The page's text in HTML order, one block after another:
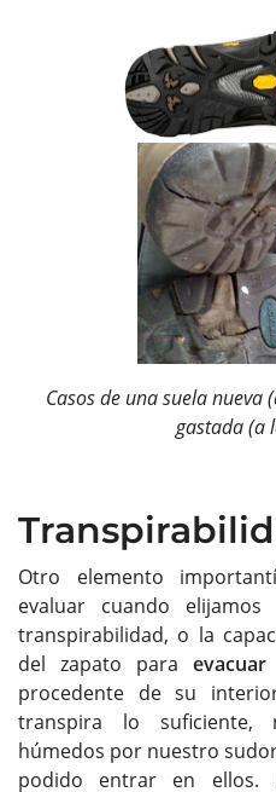
Casos de una suela
gastada (a
Otro elemento
evaluar cuando
transpirabilidad, o la
del zapato para
procedente de su
transpira lo suficiente,
húmedos por nuestro
podido entrar en ellos.